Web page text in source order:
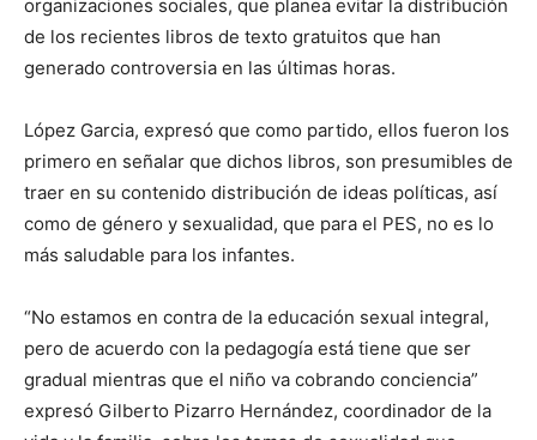
organizaciones sociales, que planea evitar la distribución
de los recientes libros de texto gratuitos que han
generado controversia en las últimas horas.
López Garcia, expresó que como partido, ellos fueron los
primero en señalar que dichos libros, son presumibles de
traer en su contenido distribución de ideas políticas, así
como de género y sexualidad, que para el PES, no es lo
más saludable para los infantes.
“No estamos en contra de la educación sexual integral,
pero de acuerdo con la pedagogía está tiene que ser
gradual mientras que el niño va cobrando conciencia”
expresó Gilberto Pizarro Hernández, coordinador de la